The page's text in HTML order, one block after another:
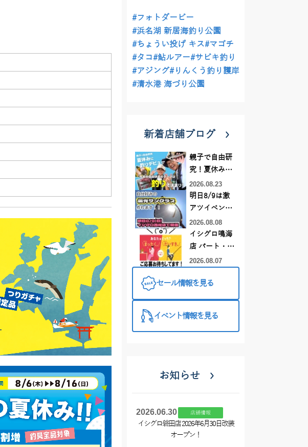
#フォトダービー
#浜名湖 新居海釣り公園
#ちょうい投げ キス#マゴチ
#タコ#鮎ルアー#サビキ釣り
#アジング#りんくう釣り護岸
#清水港 海づり公園
新着店舗ブログ
親子で自由研
究！夏休みに
釣りデビュー
2026.08.23
明日8/9は激
アツイベント
日！！！～オ
ーダー偏光グ
ラス受注会～
2026.08.08
イシグロ鳴海
店 パート・ア
ルバイトスタ
募集中！
2026.08.07
セール情報を見る
イベント情報を見る
お知らせ
2026.06.30 店舗情報
イシグロ磐田店 2026年6月30日改装
オープン！